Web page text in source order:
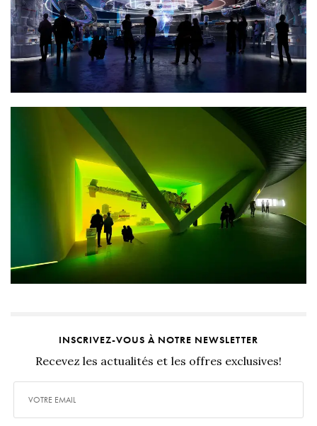
INSCRIVEZ-VOUS À NOTRE NEWSLETTER
Recevez les actualités et les offres exclusives!